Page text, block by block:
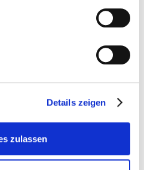
Details zeigen
zulassen
Layout
Kreativteam
und
konzipiert und